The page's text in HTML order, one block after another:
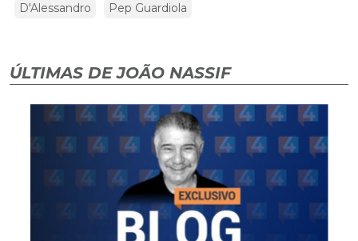
D'Alessandro
Pep Guardiola
ÚLTIMAS DE JOÃO NASSIF